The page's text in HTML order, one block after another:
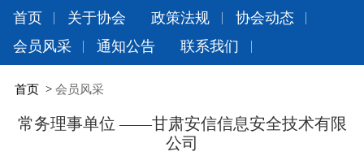
首页 关于协会 政策法规
协会动态
会员风采
通知公告 联系我们
首页> 会员风采
常务理事单位 ——甘肃安信信息安全技术有限
公司